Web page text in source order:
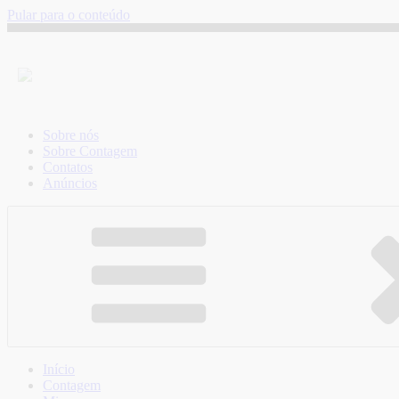
Pular para o conteúdo
Sobre nós
Sobre Contagem
Contatos
Anúncios
Início
Contagem